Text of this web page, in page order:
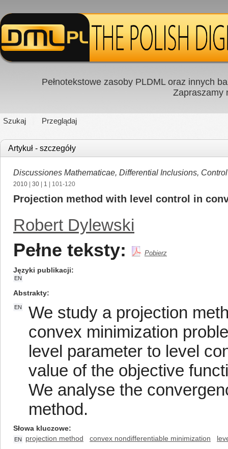
Pełnotekstowe zasoby PLDML oraz innych
Zapraszamy
Szukaj Przeglądaj
Artykuł - szczegóły
Discussiones Mathematicae, Differential Inclusions,
2010 30 1 | 101-120
Projection method with level control in
Robert Dylewski
Pełne teksty: Pobierz
Języki publikacji
EN
Abstrakty
EN
We study a projection
convex minimization
level parameter to level
value of the objective
We analyse the
method.
Słowa kluczowe
EN projection method convex nondifferentiable minimization